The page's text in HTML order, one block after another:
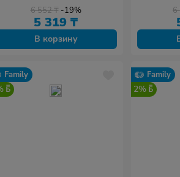
6 552₸ -19%
5 319 ₸
В корзину
6
Family Family
2%